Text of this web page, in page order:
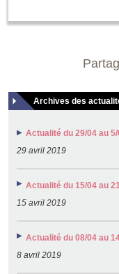
Archives des
Actualité du 29/04 au 5/
29 avril 2019
Actualité du 15/04 au
15 avril 2019
Actualité du 08/04 au
8 avril 2019